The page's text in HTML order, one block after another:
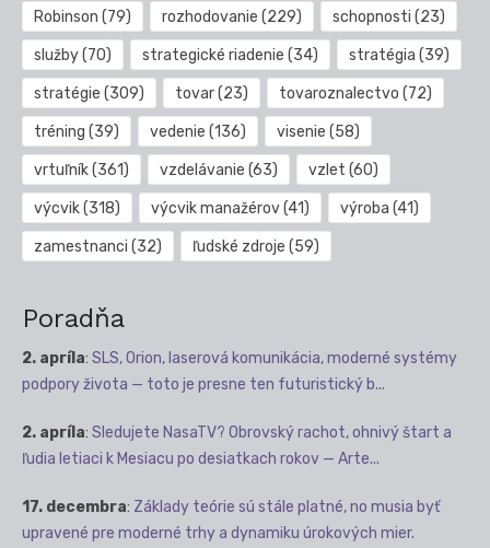
Robinson (79) rozhodovanie (229) schopnosti (23)
služby(70) strategické riadenie (34) stratégia (39)
stratégie (309) tovar(23) tovaroznalectvo (72)
tréning (39) vedenie (136) visenie (58)
vrtuľník(361) vzdelávanie (63) vzlet (60)
výcvik(318) výcvik manažérov(41) výroba (41)
zamestnanci (32) ľudské zdroje (59)
Poradňa
2. apríla: SLS, Orion, laserová komunikácia, moderné systémy
podpory života — toto je presne ten futuristický b...
2. apríla: Sledujete NasaTV? Obrovský rachot, ohnivý štart a
ľudia letiaci k Mesiacu po desiatkach rokov — Arte...
17. decembra: Základy teórie sú stále platné, no musia byť
upravené pre moderné trhy a dynamiku úrokových mier.